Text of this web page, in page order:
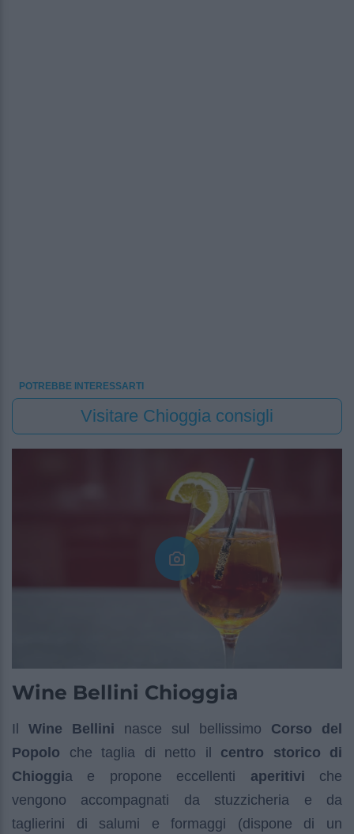
POTREBBE INTERESSARTI
Visitare Chioggia consigli
Wine Bellini Chioggia
Il Wine Bellini nasce sul bellissimo Corso del
Popolo che taglia di netto il centro storico di
Chioggia e propone eccellenti aperitivi che
vengono accompagnati da stuzzicheria e da
taglierini di salumi e formaggi (dispone di un